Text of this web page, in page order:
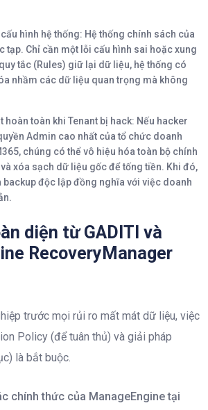
hình hệ thống: Hệ thống chính sách của
tạp. Chỉ cần một lỗi cấu hình sai hoặc xung
tắc (Rules) giữ lại dữ liệu, hệ thống có
nhầm các dữ liệu quan trọng mà không
hoàn toàn khi Tenant bị hack: Nếu hacker
Admin cao nhất của tổ chức doanh
chúng có thể vô hiệu hóa toàn bộ chính
xóa sạch dữ liệu gốc để tống tiền. Khi đó,
backup độc lập đồng nghĩa với việc doanh
diện từ GADITI và
RecoveryManager
trước mọi rủi ro mất mát dữ liệu, việc
Policy (để tuân thủ) và giải pháp
là bắt buộc.
chính thức của ManageEngine tại